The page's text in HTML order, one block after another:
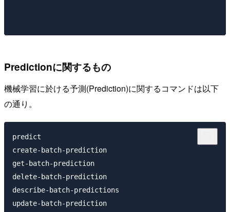
Predictionに関するもの
機械学習に於ける予測(Prediction)に関するコマンドは以下
の通り。
predict
create-batch-prediction
get-batch-prediction
delete-batch-prediction
describe-batch-predictions